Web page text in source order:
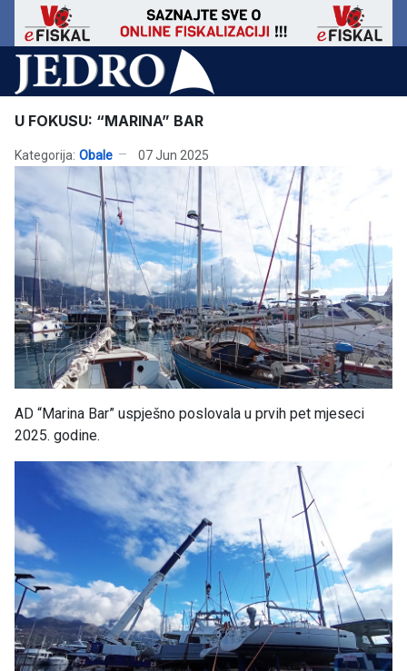
U FOKUSU: “MARINA” BAR
Kategorija: Obale 07 Jun 2025
AD “Marina Bar” uspješno poslovala u prvih pet mjeseci
2025. godine.